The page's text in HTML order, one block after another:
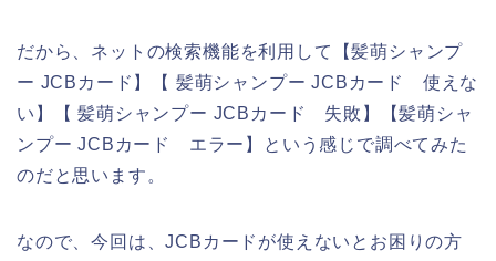
だから、ネットの検索機能を利用して【髪萌シャンプ
ー JCBカード】【 髪萌シャンプー JCBカード 使えな
い】【 髪萌シャンプー JCBカード 失敗】【髪萌シャ
ンプー JCBカード エラー】という感じで調べてみた
のだと思います。
なので、今回は、JCBカードが使えないとお困りの方